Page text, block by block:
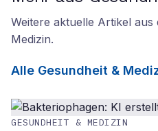
Weitere aktuelle Artikel aus
Medizin.
Alle Gesundheit &
GESUNDHEIT & MEDIZIN